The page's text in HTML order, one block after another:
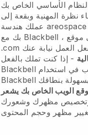
نظرة المهنية وبقعة إلى
عملك هندسة areospace
Blackbell ، وتخطي التكوينات التقنية والحصول على موقع
- إذا كنت تملك بالفعل
Blackbell
Blackbell
الويب الخاص بك يشعر
مظهرك وشعورك